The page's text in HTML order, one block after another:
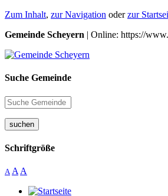
Zum Inhalt, zur Navigation oderzur
Gemeinde Scheyern | Online: https://
Suche Gemeinde
suchen
Schriftgröße
A A A